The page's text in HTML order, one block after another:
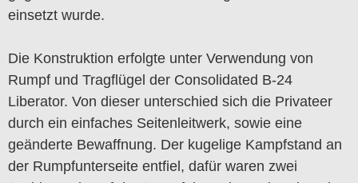
einsetzt wurde.
Die Konstruktion erfolgte unter Verwendung von
Rumpf und Tragflügel der Consolidated B-24
Liberator. Von dieser unterschied sich die Privateer
durch ein einfaches Seitenleitwerk, sowie eine
geänderte Bewaffnung. Der kugelige Kampfstand an
der Rumpfunterseite entfiel, dafür waren zwei